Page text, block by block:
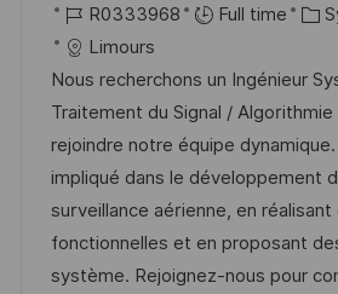
o
s
o
c
a
l
i
s
a
t
i
a
e
d
’
a
f
f
i
R
é
f
é
r
e
n
c
e
R0333968 Full time
C
t
é
g
o
r
i
e
Limours
Nous recherchons un Ingénieur
Traitement du Signal / Algorithmie
rejoindre notre équipe
impliqué dans le développement
surveillance aérienne, en réalisant
fonctionnelles et en proposant
système. Rejoignez-nous pour